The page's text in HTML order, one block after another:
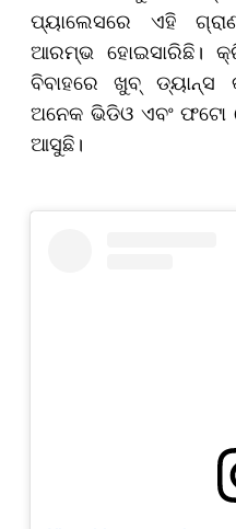
ପ୍ୟାଲେସରେ ଏହି
ଆରମ୍ଭ ହୋଇସାରିଛି।
ବିବାହରେ ଖୁବ୍‌ ଡ୍ୟାନ୍ସ
ଅନେକ ଭିଡିଓ ଏବଂ ଫଟୋ
ଆସୁଛି।